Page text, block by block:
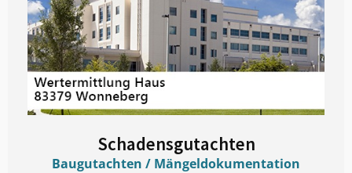
Schadensgutachten
Baugutachten / Mängeldokumentation